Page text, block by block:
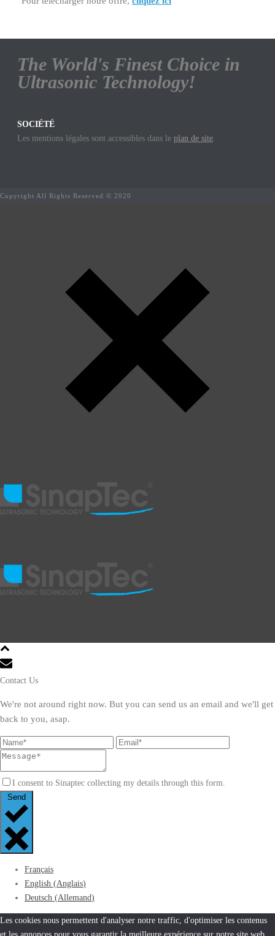
The World's Finest Choice in
Ultrasonic Technology!
SOCIÉTÉ
Les mentions légales sont accessibles dans leplan de site.
Copyright All Rights Reserved © 2020
Contact Us
We're not around right now. But you can send us an email and we'll get
back to you, asap.
I consent to Sinaptec collecting my details through this form.
Send
Français
English (Anglais)
Deutsch (Allemand)
Les cookies nous permettent d'analyser notre traffic, d'optimiser les contenus